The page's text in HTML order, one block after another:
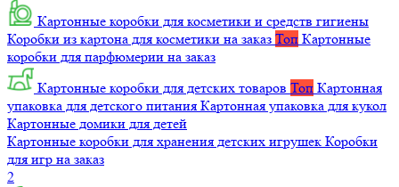
Картонные коробки для косметики и средств гигиены
Коробки из картона для косметики на заказ Топ Картонные
коробки для парфюмерии на заказ
Картонные коробки для детских товаров Топ Картонная
упаковка для детского питания Картонная упаковка для кукол
Картонные домики для детей
Картонные коробки для хранения детских игрушек Коробки
для игр на заказ
2